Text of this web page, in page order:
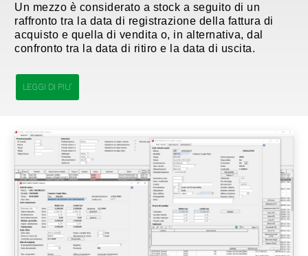
Un mezzo è considerato a stock a seguito di un
raffronto tra la data di registrazione della fattura di
acquisto e quella di vendita o, in alternativa, dal
confronto tra la data di ritiro e la data di uscita.
LEGGI DI PIU'